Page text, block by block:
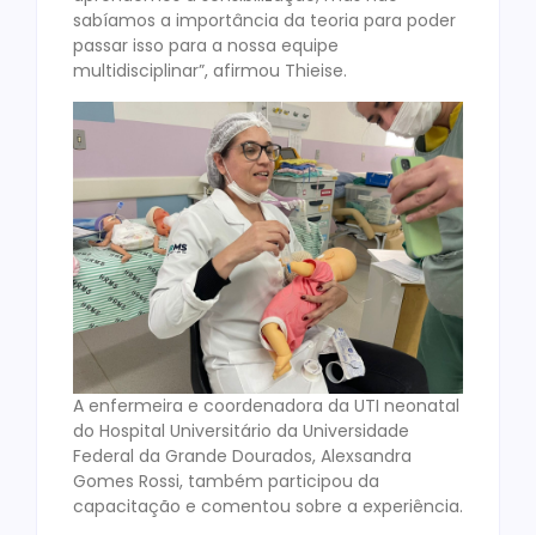
sabíamos a importância da teoria para poder
passar isso para a nossa equipe
multidisciplinar”, afirmou Thieise.
A enfermeira e coordenadora da UTI neonatal
do Hospital Universitário da Universidade
Federal da Grande Dourados, Alexsandra
Gomes Rossi, também participou da
capacitação e comentou sobre a experiência.